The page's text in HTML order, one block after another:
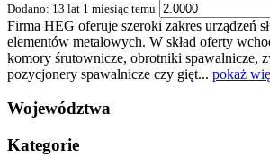
Dodano: 13 lat 1 miesiąc temu
Firma HEG oferuje szeroki zakres urządzeń
elementów metalowych. W skład oferty
komory śrutownicze, obrotniki spawalnicze,
pozycjonery spawalnicze czy gięt... pokaż
Województwa
Kategorie